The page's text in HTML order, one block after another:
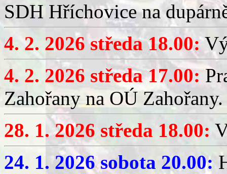
SDH Hříchovice na
4. 2. 2026 středa 18.00:
4. 2. 2026 středa 17.00:
Zahořany na OÚ Zahořany.
28. 1. 2026 středa 18.00:
24. 1. 2026 sobota 20.00: